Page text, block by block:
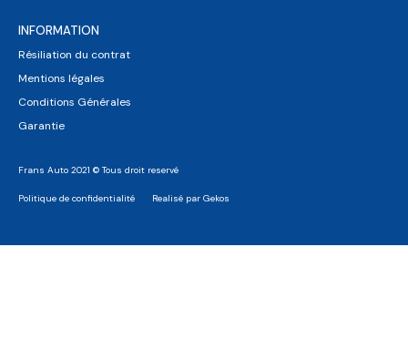
INFORMATION
Résiliation du contrat
Mentions légales
Conditions Générales
Garantie
Frans Auto 2021 © Tous droit reservé
Politique de confidentialité Realisé par Gekos